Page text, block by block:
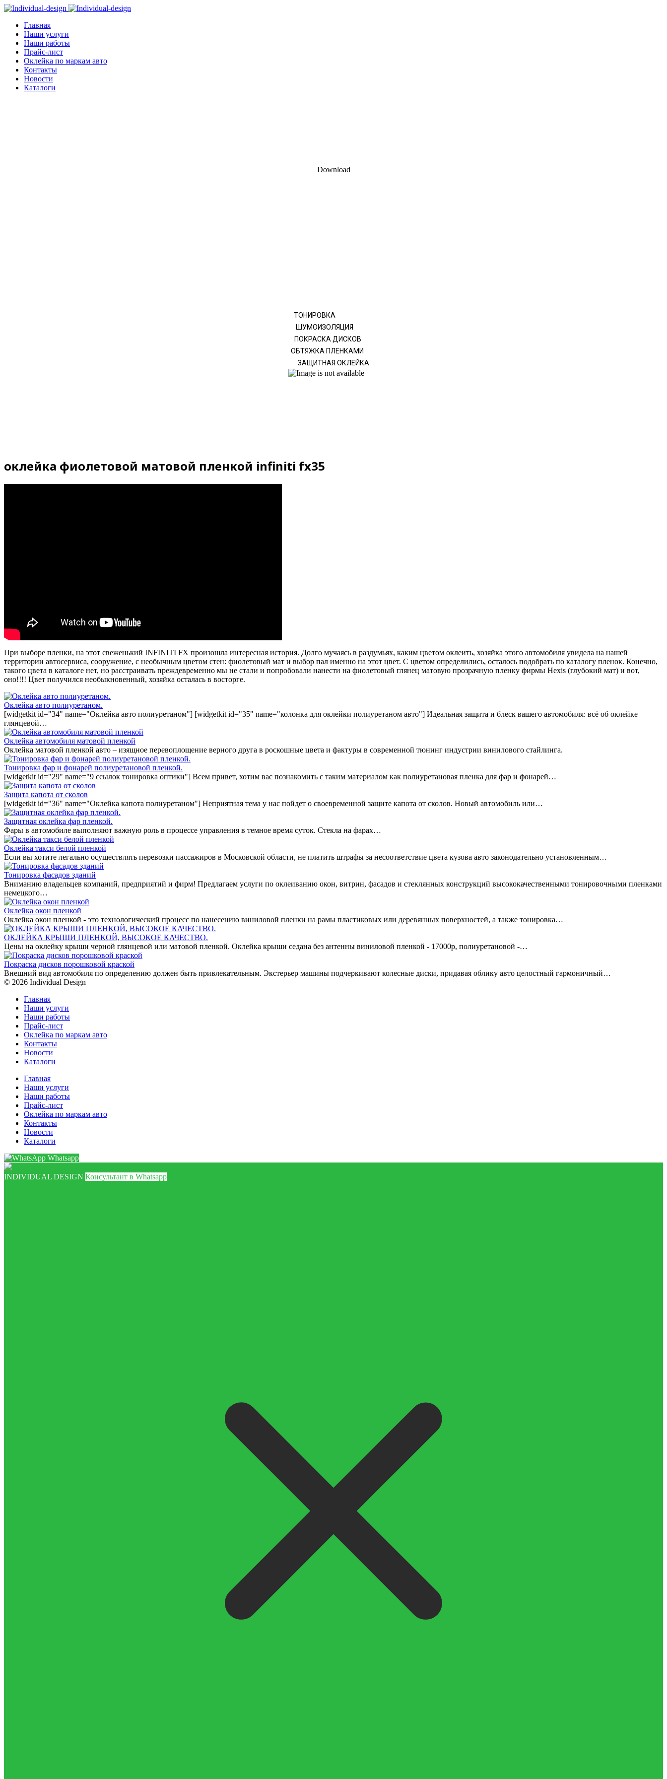
Главная
Наши услуги
Наши работы
Прайс-лист
Оклейка по маркам авто
Контакты
Новости
Каталоги
Download
ТОНИРОВКА
ШУМОИЗОЛЯЦИЯ
ПОКРАСКА ДИСКОВ
ОБТЯЖКА ПЛЕНКАМИ
ЗАЩИТНАЯ ОКЛЕЙКА
оклейка фиолетовой матовой пленкой infiniti fx35
При выборе пленки, на этот свеженький INFINITI FX произошла интересная история. Долго мучаясь в раздумьях, каким цветом оклеить, хозяйка этого автомобиля увидела на нашей
территории автосервиса, сооружение, с необычным цветом стен: фиолетовый мат и выбор пал именно на этот цвет. С цветом определились, осталось подобрать по каталогу пленок. Конечно,
такого цвета в каталоге нет, но расстраивать преждевременно мы не стали и попробовали нанести на фиолетовый глянец матовую прозрачную пленку фирмы Hexis (глубокий мат) и вот,
оно!!!! Цвет получился необыкновенный, хозяйка осталась в восторге.
Оклейка авто полиуретаном.
[widgetkit id="34" name="Оклейка авто полиуретаном"] [widgetkit id="35" name="колонка для оклейки полиуретаном авто"] Идеальная защита и блеск вашего автомобиля: всё об оклейке
глянцевой…
Оклейка автомобиля матовой пленкой
Оклейка матовой пленкой авто – изящное перевоплощение верного друга в роскошные цвета и фактуры в современной тюнинг индустрии винилового стайлинга.
Тонировка фар и фонарей полиуретановой пленкой.
[widgetkit id="29" name="9 ссылок тонировка оптики"] Всем привет, хотим вас познакомить с таким материалом как полиуретановая пленка для фар и фонарей…
Защита капота от сколов
[widgetkit id="36" name="Оклейка капота полиуретаном"] Неприятная тема у нас пойдет о своевременной защите капота от сколов. Новый автомобиль или…
Защитная оклейка фар пленкой.
Фары в автомобиле выполняют важную роль в процессе управления в темное время суток. Стекла на фарах…
Оклейка такси белой пленкой
Если вы хотите легально осуществлять перевозки пассажиров в Московской области, не платить штрафы за несоответствие цвета кузова авто законодательно установленным…
Тонировка фасадов зданий
Вниманию владельцев компаний, предприятий и фирм! Предлагаем услуги по оклеиванию окон, витрин, фасадов и стеклянных конструкций высококачественными тонировочными пленками
немецкого…
Оклейка окон пленкой
Оклейка окон пленкой - это технологический процесс по нанесению виниловой пленки на рамы пластиковых или деревянных поверхностей, а также тонировка…
ОКЛЕЙКА КРЫШИ ПЛЕНКОЙ, ВЫСОКОЕ КАЧЕСТВО.
Цены на оклейку крыши черной глянцевой или матовой пленкой. Оклейка крыши седана без антенны виниловой пленкой - 17000р, полиуретановой -…
Покраска дисков порошковой краской
Внешний вид автомобиля по определению должен быть привлекательным. Экстерьер машины подчеркивают колесные диски, придавая облику авто целостный гармоничный…
© 2026 Individual Design
Главная
Наши услуги
Наши работы
Прайс-лист
Оклейка по маркам авто
Контакты
Новости
Каталоги
Главная
Наши услуги
Наши работы
Прайс-лист
Оклейка по маркам авто
Контакты
Новости
Каталоги
Whatsapp
INDIVIDUAL DESIGN Консультант в Whatsapp